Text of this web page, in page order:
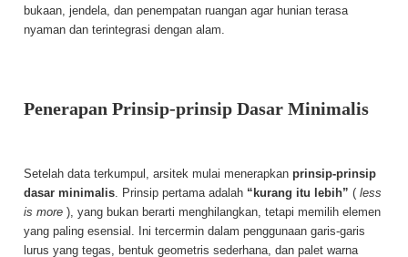
bukaan, jendela, dan penempatan ruangan agar hunian terasa
nyaman dan terintegrasi dengan alam.
Penerapan Prinsip-prinsip Dasar Minimalis
Setelah data terkumpul, arsitek mulai menerapkan prinsip-prinsip
dasar minimalis. Prinsip pertama adalah “kurang itu lebih” ( less
is more ), yang bukan berarti menghilangkan, tetapi memilih elemen
yang paling esensial. Ini tercermin dalam penggunaan garis-garis
lurus yang tegas, bentuk geometris sederhana, dan palet warna